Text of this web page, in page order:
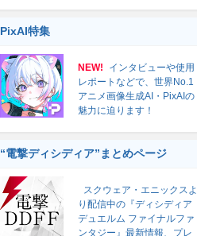
PixAI特集
NEW!
インタビューや使用
レポートなどで、世界No.1
アニメ画像生成AI・PixAIの
魅力に迫ります！
“電撃ディシディア”まとめページ
スクウェア・エニックスよ
り配信中の『ディシディア
デュエルム ファイナルファ
ンタジー』最新情報、プレ